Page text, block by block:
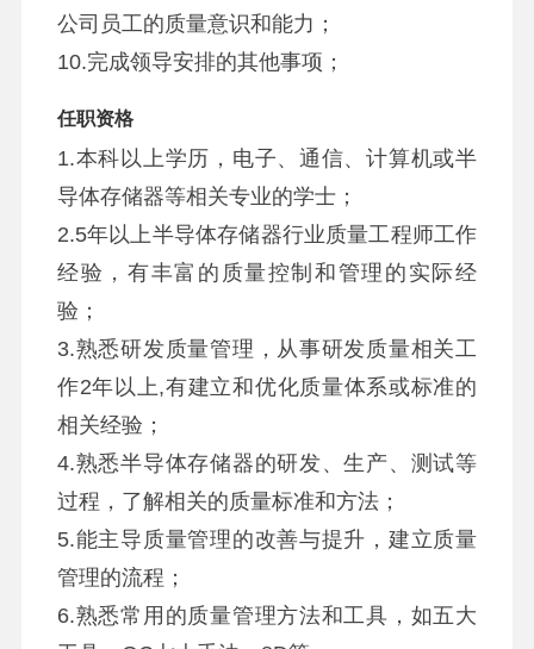
公司员工的质量意识和能力；
10.完成领导安排的其他事项；
任职资格
1.本科以上学历，电子、通信、计算机或半
导体存储器等相关专业的学士；
2.5年以上半导体存储器行业质量工程师工作
经验，有丰富的质量控制和管理的实际经
验；
3.熟悉研发质量管理，从事研发质量相关工
作2年以上,有建立和优化质量体系或标准的
相关经验；
4.熟悉半导体存储器的研发、生产、测试等
过程，了解相关的质量标准和方法；
5.能主导质量管理的改善与提升，建立质量
管理的流程；
6.熟悉常用的质量管理方法和工具，如五大